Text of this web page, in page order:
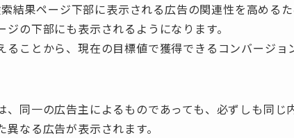
結果ページ下部に表示される広告の関連性を高める
の下部にも表示されるようになります。
ることから、現在の目標値で獲得できるコンバージョ
、同一の広告主によるものであっても、必ずしも同じ
なる広告が表示されます。